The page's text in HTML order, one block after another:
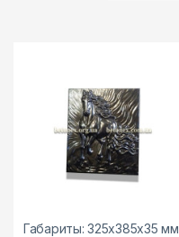
Габариты: 325х385х35 мм